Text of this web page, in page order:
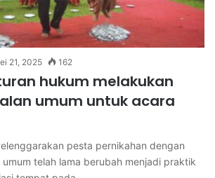
21, 2025 162
hukum melakukan
umum untuk acara
pesta pernikahan dengan
telah lama berubah menjadi praktik